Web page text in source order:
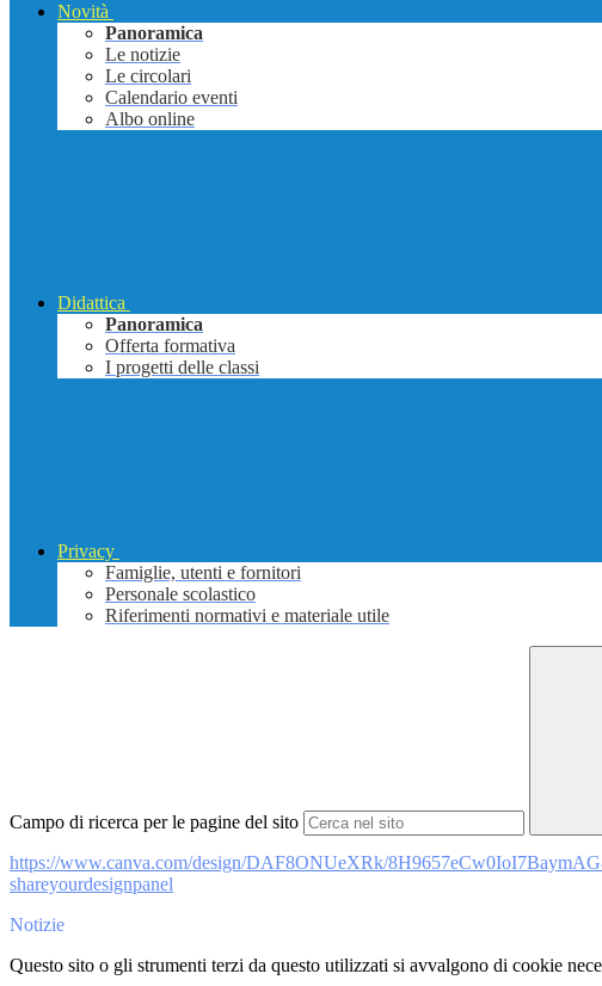
Novità
Panoramica
Le notizie
Le circolari
Calendario eventi
Albo online
Didattica
Panoramica
Offerta formativa
I progetti delle classi
Privacy
Famiglie, utenti e fornitori
Personale scolastico
Riferimenti normativi e materiale utile
Campo di ricerca per le pagine del sito
https://www.canva.com/design/DAF8ONUeXRk/
shareyourdesignpanel
Notizie
Questo sito o gli strumenti terzi da questo utilizzati si avvalgono di cookie